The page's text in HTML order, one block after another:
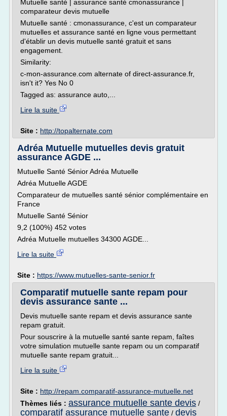
Mutuelle santé | assurance santé cmonassurance |
comparateur devis mutuelle
Mutuelle santé : cmonassurance, c'est un comparateur
mutuelles et assurance santé en ligne vous permettant
d'établir un devis mutuelle santé gratuit et sans
engagement.
Similarity:
c-mon-assurance.com alternate of direct-assurance.fr,
isn't it? Yes No 0
Tagged as: assurance auto,...
Lire la suite
Site : http://topalternate.com
Adréa Mutuelle mutuelles devis gratuit
assurance AGDE ...
Mutuelle Santé Sénior Adréa Mutuelle
Adréa Mutuelle AGDE
Comparateur de mutuelles santé sénior complémentaire en
France
Mutuelle Santé Sénior
9,2 (100%) 452 votes
Adréa Mutuelle mutuelles 34300 AGDE...
Lire la suite
Site : https://www.mutuelles-sante-senior.fr
Comparatif mutuelle sante repam pour
devis assurance sante ...
Devis mutuelle sante repam et devis assurance sante
repam gratuit.
Pour souscrire à la mutuelle santé sante repam, faîtes
votre simulation mutuelle sante repam ou un comparatif
mutuelle sante repam gratuit...
Lire la suite
Site : http://repam.comparatif-assurance-mutuelle.net
Thèmes liés : assurance mutuelle sante devis /
comparatif assurance mutuelle sante / devis